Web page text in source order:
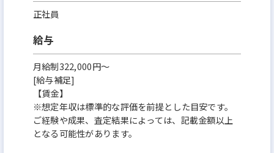
正社員
給与
月給制322,000円～
[給与補足]
【賃金】
※想定年収は標準的な評価を前提とした目安です。
ご経験や成果、査定結果によっては、記載金額以上
となる可能性があります。